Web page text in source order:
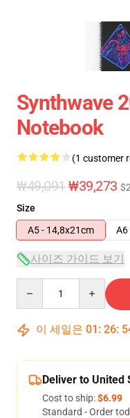
Synthwave
Notebook
(1 customer
₩49,091 ₩39,273
Size
A5 - 14,8x21cm
A6
사이즈 가이드 보기
이 세일은 01 : 26:
Deliver to United
Cost to ship:$6.99
Standard - Order